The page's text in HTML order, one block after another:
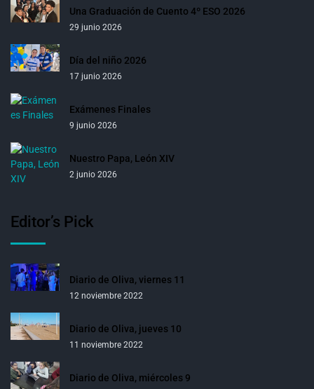
Una Graduación de Cuento 4º ESO 2026
29 junio 2026
Día del niño 2026
17 junio 2026
Exámenes Finales
9 junio 2026
Nuestro Papa, León XIV
2 junio 2026
Editor’s Pick
Diario de Oliva, viernes 11
12 noviembre 2022
Diario de Oliva, jueves 10
11 noviembre 2022
Diario de Oliva, miércoles 9